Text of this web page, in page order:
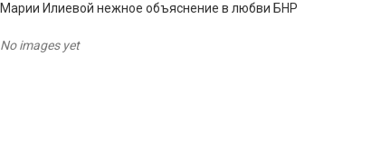
Марии Илиевой нежное объяснение в любви БНР
No images yet